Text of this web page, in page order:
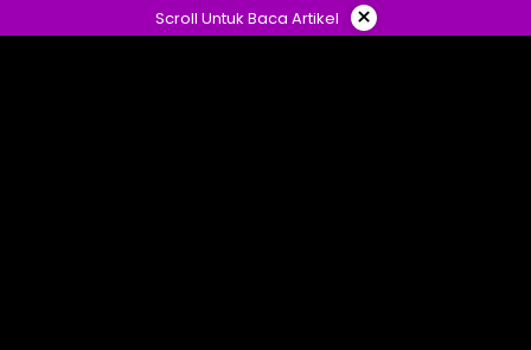
ke
Scroll Untuk Baca Artikel ×